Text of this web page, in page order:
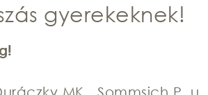
gyerekeknek!